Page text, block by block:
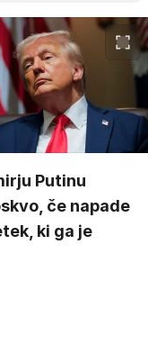
Putinu
če napade
ki ga je